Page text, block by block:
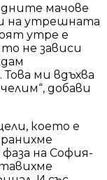
мачове
на утрешната
утре е
не зависи
ми вдъхва
добави
което е
на София-